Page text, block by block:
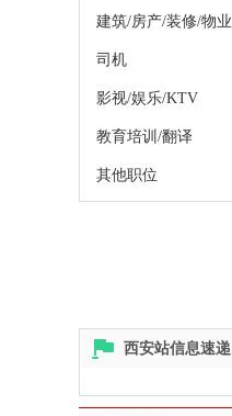
建筑/房产/装修/物业
司机
影视/娱乐/KTV
教育培训/翻译
其他职位
西安站信息速递